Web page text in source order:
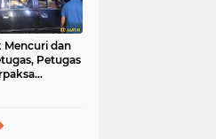
Mencuri dan
Petugas